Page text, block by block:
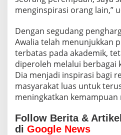
menginspirasi orang lain,”
Dengan segudang
Awalia telah menunjukkan
terbatas pada akademik,
diperoleh melalui berbagai
Dia menjadi inspirasi bagi
masyarakat luas untuk
meningkatkan kemampuan
Follow Berita &
di Google News